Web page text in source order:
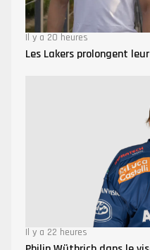
Il y a 20 heures
Les Lakers prolongent
Il y a 22 heures